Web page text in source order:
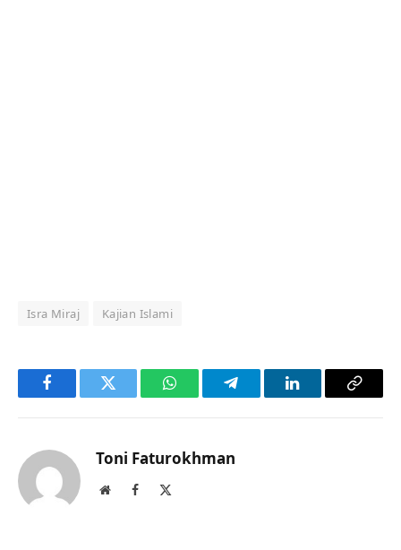
Isra Miraj Kajian Islami
FacebookTwitter WhatsAppTelegramLinkedInCopy
Toni Faturokhman
WebsiteFacebook